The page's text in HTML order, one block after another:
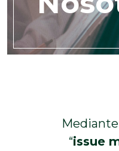
“issue